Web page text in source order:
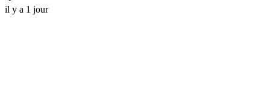
il y a 1 jour